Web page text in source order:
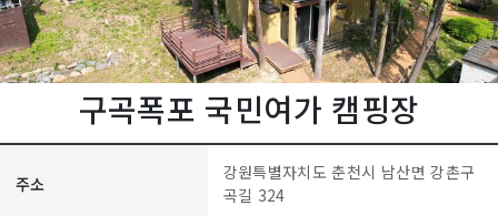
구곡폭포 국민여가 캠핑장
주소
강원특별자치도 춘천시 남산면 강촌구
곡길 324